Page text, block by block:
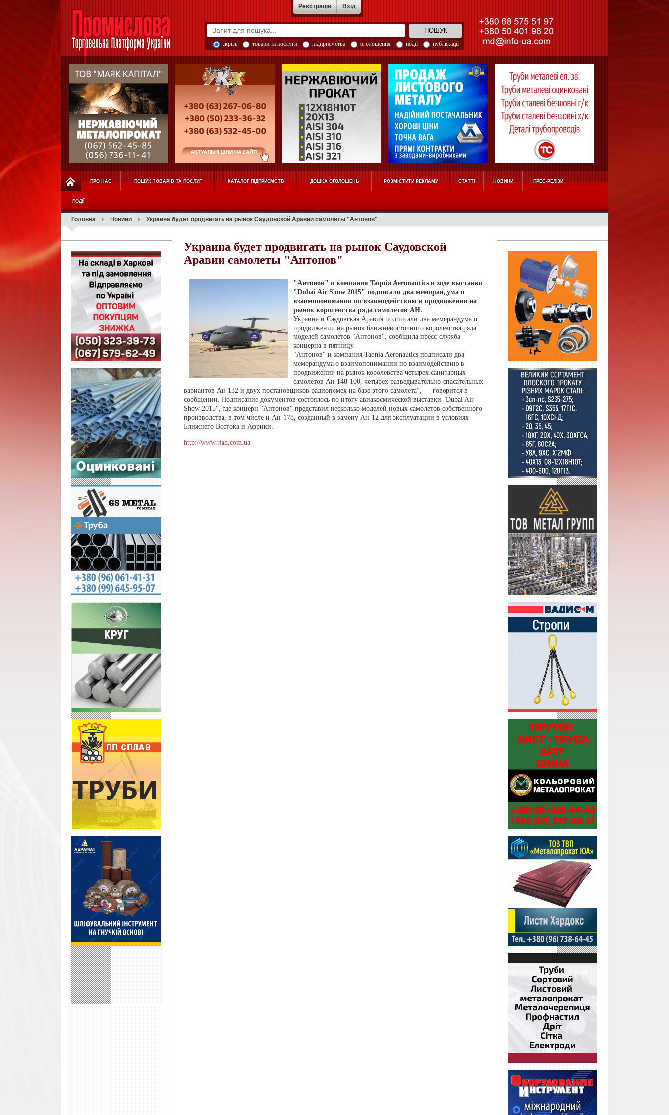
Реєстрація Вхід
скрізь товари та послуги підприємства оголошення події публикації
ПРО НАС ПОШУК ТОВАРІВ ТА ПОСЛУГ КАТАЛОГ ПІДПРИЄМСТВ ДОШКА ОГОЛОШЕНЬ РОЗМІСТИТИ РЕКЛАМУ СТАТТІ НОВИНИ ПРЕС-РЕЛІЗИ
ПОДІЇ
Головна Новини Украина будет продвигать на рынок Саудовской Аравии самолеты "Антонов"
Украина будет продвигать на рынок Саудовской
Аравии самолеты "Антонов"
"Антонов" и компания Taqnia Aeronautics в ходе выставки
"Dubai Air Show 2015" подписали два меморандума о
взаимопонимании по взаимодействию в продвижении на
рынок королевства ряда самолетов АН.
Украина и Саудовская Аравия подписали два меморандума о
продвижении на рынок ближневосточного королевства ряда
моделей самолетов "Антонов", сообщила пресс-служба
концерна в пятницу.
"Антонов" и компания Taqnia Aeronautics подписали два
меморандума о взаимопонимании по взаимодействию в
продвижении на рынок королевства четырех санитарных
самолетов Ан-148-100, четырех разведывательно-спасательных
вариантов Ан-132 и двух постановщиков радиопомех на базе этого самолета", — говорится в
сообщении. Подписание документов состоялось по итогу авиакосмической выставки "Dubai Air
Show 2015", где концерн "Антонов" представил несколько моделей новых самолетов собственного
производства, в том числе и Ан-178, созданный в замену Ан-12 для эксплуатации в условиях
Ближнего Востока и Африки.
http://www.rian.com.ua